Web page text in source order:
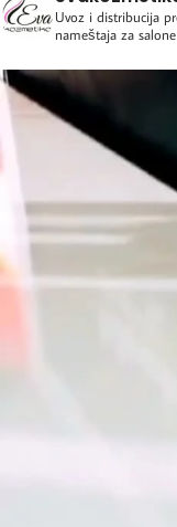
Uvoz i distribucija
nameštaja za salone